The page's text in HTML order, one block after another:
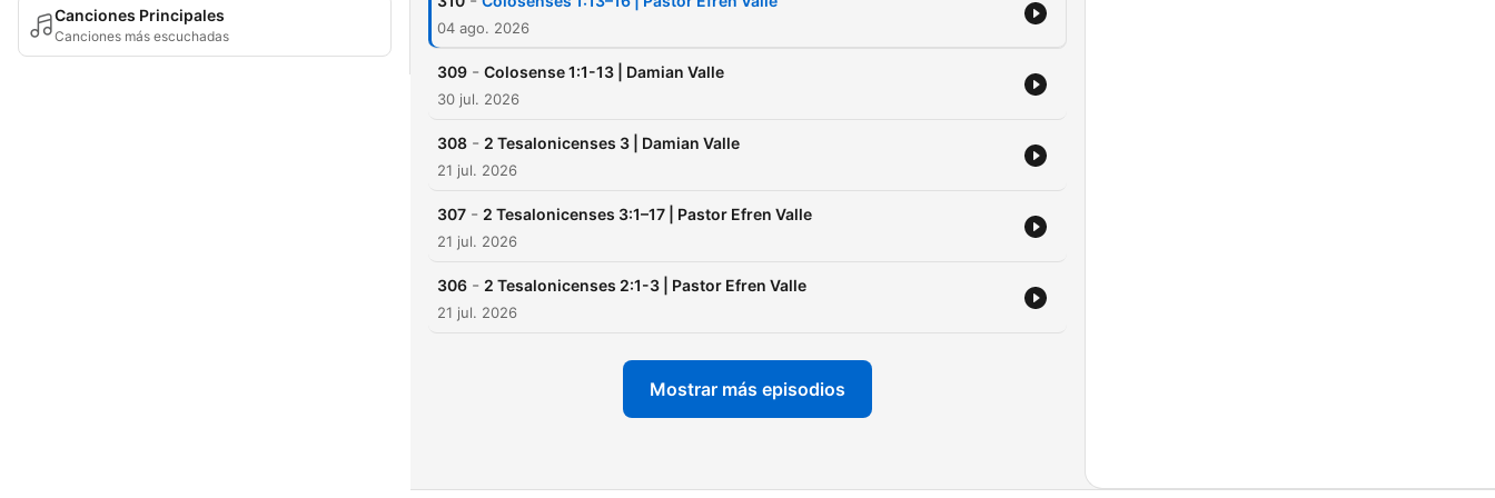
Canciones Principales
Canciones más escuchadas 04 ago. 2026
309 - Colosense 1:1-13 | Damian Valle
30 jul. 2026
308 - 2 Tesalonicenses 3 | Damian Valle
21 jul. 2026
307 - 2 Tesalonicenses 3:1–17 | Pastor Efren Valle
21 jul. 2026
306 - 2 Tesalonicenses 2:1-3 | Pastor Efren Valle
21 jul. 2026
Mostrar más episodios